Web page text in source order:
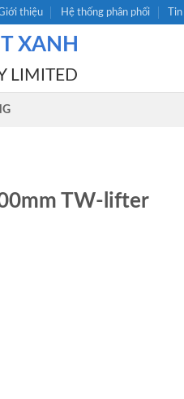
thiệu Hệ thống phân phối
XANH
LIMITED
TW-lifter